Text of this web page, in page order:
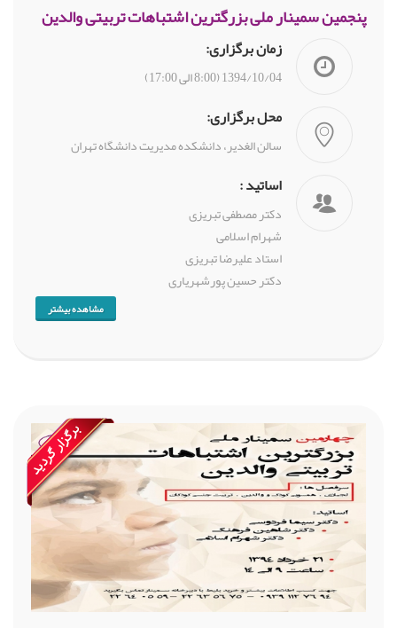
پنجمین سمینار ملی بزرگترین اشتباهات تربیتی والدین
زمان برگزاری:
1394/10/04 (8:00 الی 17:00)
محل برگزاری:
سالن الغدیر، دانشکده مدیریت دانشگاه تهران
اساتید :
دکتر مصطفی تبریزی
شهرام اسلامی
استاد علیرضا تبریزی
دکتر حسین پورشهریاری
مشاهده بیشتر